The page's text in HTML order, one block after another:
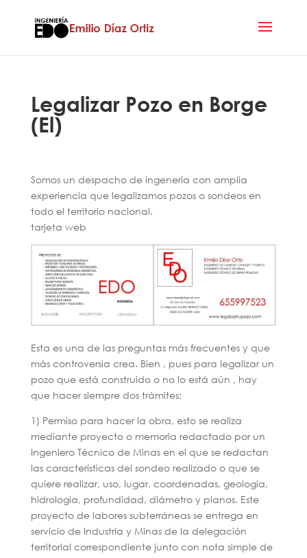
Legalizar Pozo en Borge
(El)
Somos un despacho de ingenería con amplia
experiencia que legalizamos pozos o sondeos en
todo el territorio nacional.
tarjeta web
Esta es una de las preguntas más frecuentes y que
más controversia crea. Bien , pues para legalizar un
pozo que está construido o no lo está aún , hay
que hacer siempre dos trámites:
1) Permiso para hacer la obra, esto se realiza
mediante proyecto o memoria redactado por un
Ingeniero Técnico de Minas en el que se redactan
las características del sondeo realizado o que se
quiere realizar, uso, lugar, coordenadas, geología,
hidrologia, profundidad, diámetro y planos. Este
proyecto de labores subterráneas se entrega en
servicio de Industria y Minas de la delegación
territorial correspondiente junto con nota simple de